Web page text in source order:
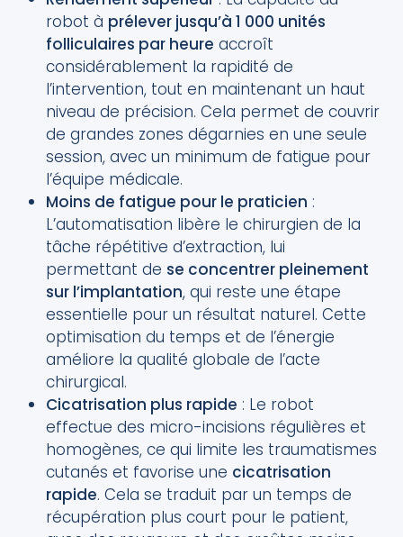
robot à prélever jusqu’à 1 000 unités
folliculaires par heure accroît
considérablement la rapidité de
l’intervention, tout en maintenant un haut
niveau de précision. Cela permet de couvrir
de grandes zones dégarnies en une seule
session, avec un minimum de fatigue pour
l’équipe médicale.
Moins de fatigue pour le praticien :
L’automatisation libère le chirurgien de la
tâche répétitive d’extraction, lui
permettant de se concentrer pleinement
sur l’implantation, qui reste une étape
essentielle pour un résultat naturel. Cette
optimisation du temps et de l’énergie
améliore la qualité globale de l’acte
chirurgical.
Cicatrisation plus rapide : Le robot
effectue des micro-incisions régulières et
homogènes, ce qui limite les traumatismes
cutanés et favorise une cicatrisation
rapide. Cela se traduit par un temps de
récupération plus court pour le patient,